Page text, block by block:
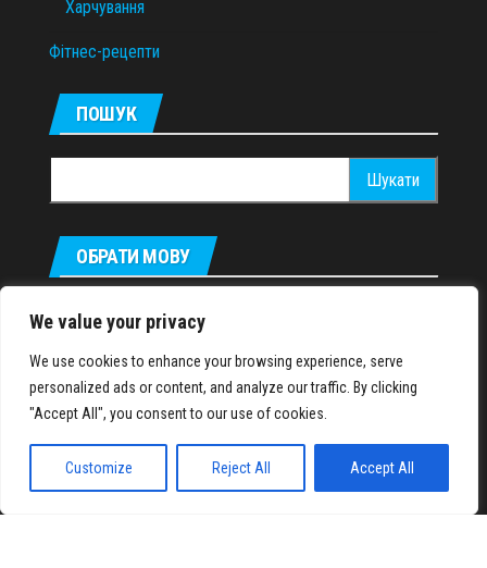
We value your privacy
We use cookies to enhance your browsing experience, serve
personalized ads or content, and analyze our traffic. By clicking
"Accept All", you consent to our use of cookies.
Customize Reject All Accept All
Харчування
Фітнес-рецепти
ПОШУК
ОБРАТИ МОВУ
Русский
IronMuscles.org© 2018-2023